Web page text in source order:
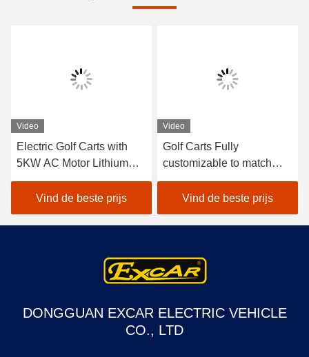
Video
Electric Golf Carts with
5KW AC Motor Lithium
Battery 48V 105Ah and
Intelligent Onboard
Charger for 6 Passenger
Capacity
Vind de beste prijs
Video
Golf Carts Fully
customizable to match
diverse commercial and
private demands.
Vind de beste prijs
DONGGUAN EXCAR ELECTRIC VEHICLE
CO., LTD